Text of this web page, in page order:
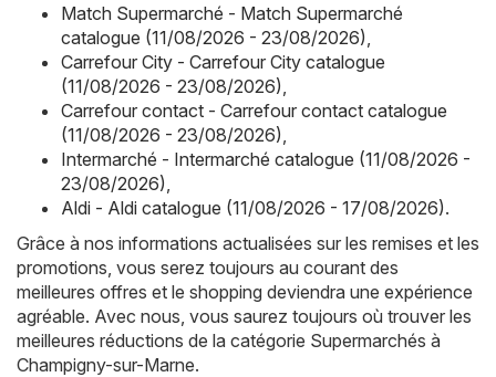
Match Supermarché - Match Supermarché
catalogue (11/08/2026 - 23/08/2026)
Carrefour City - Carrefour City catalogue
(11/08/2026 - 23/08/2026)
Carrefour contact - Carrefour contact catalogue
(11/08/2026 - 23/08/2026)
Intermarché - Intermarché catalogue (11/08/2026 -
23/08/2026)
Aldi - Aldi catalogue (11/08/2026 - 17/08/2026).
Grâce à nos informations actualisées sur les remises et les
promotions, vous serez toujours au courant des
meilleures offres et le shopping deviendra une expérience
agréable. Avec nous, vous saurez toujours où trouver les
meilleures réductions de la catégorie Supermarchés à
Champigny-sur-Marne.